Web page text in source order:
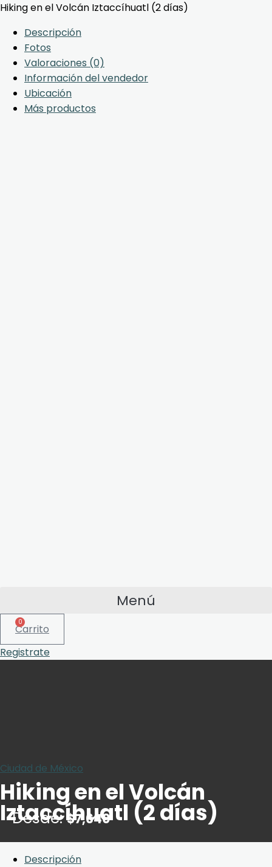
Hiking en el Volcán Iztaccíhuatl (2 días)
Descripción
Fotos
Valoraciones (0)
Información del vendedor
Ubicación
Más productos
Menú
0
Carrito
Registrate
Ciudad de México
Hiking en el Volcán
Iztaccíhuatl (2 días)
Desde:$7,640
Descripción